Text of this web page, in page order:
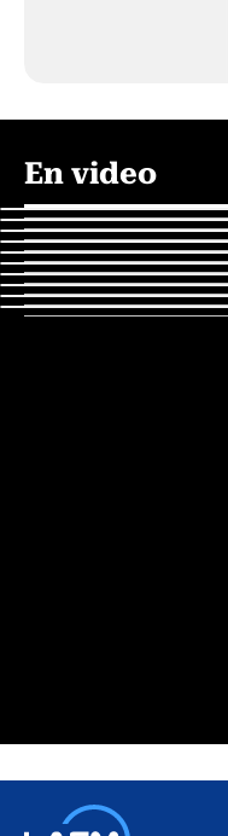
En video